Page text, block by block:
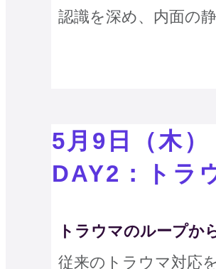
認識を深め、内面の
5月9日（木）
DAY2：トラ
トラウマのループか
従来のトラウマ対応